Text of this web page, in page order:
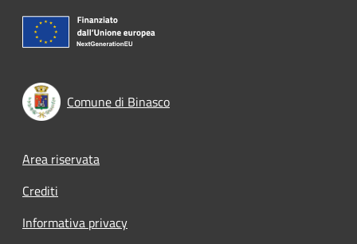
Comune di Binasco
Footer menu
Area riservata
Crediti
Informativa privacy